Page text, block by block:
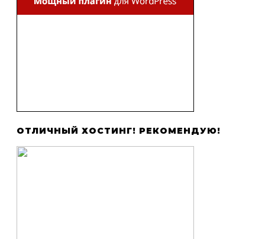
ОТЛИЧНЫЙ ХОСТИНГ! РЕКОМЕНДУЮ!